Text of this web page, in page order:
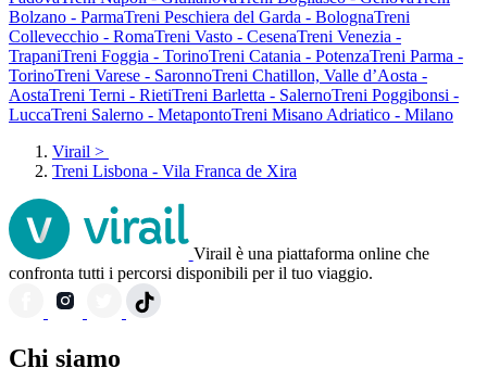
Bolzano - ParmaTreni Peschiera del Garda - BolognaTreni
Collevecchio - RomaTreni Vasto - CesenaTreni Venezia -
TrapaniTreni Foggia - TorinoTreni Catania - PotenzaTreni Parma -
TorinoTreni Varese - SaronnoTreni Chatillon, Valle d’Aosta -
AostaTreni Terni - RietiTreni Barletta - SalernoTreni Poggibonsi -
LuccaTreni Salerno - MetapontoTreni Misano Adriatico - Milano
Virail >
Treni Lisbona - Vila Franca de Xira
Virail è una piattaforma online che
confronta tutti i percorsi disponibili per il tuo viaggio.
Chi siamo